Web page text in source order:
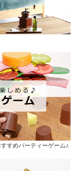
すめパーティーゲーム♪